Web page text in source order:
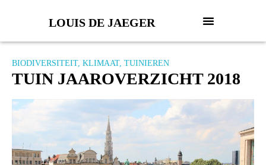
LOUIS DE JAEGER
BIODIVERSITEIT, KLIMAAT, TUINIEREN
TUIN JAAROVERZICHT 2018